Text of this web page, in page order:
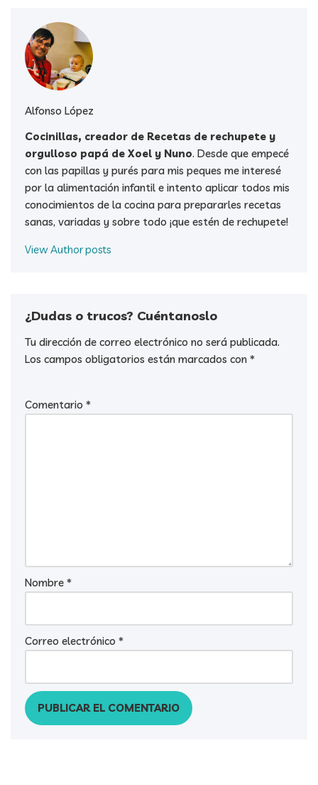
Alfonso López
Cocinillas, creador de Recetas de rechupete y
orgulloso papá de Xoel y Nuno. Desde que empecé
con las papillas y purés para mis peques me interesé
por la alimentación infantil e intento aplicar todos mis
conocimientos de la cocina para prepararles recetas
sanas, variadas y sobre todo ¡que estén de rechupete!
View Author posts
¿Dudas o trucos? Cuéntanoslo
Tu dirección de correo electrónico no será publicada.
Los campos obligatorios están marcados con *
Comentario *
Nombre *
Correo electrónico *